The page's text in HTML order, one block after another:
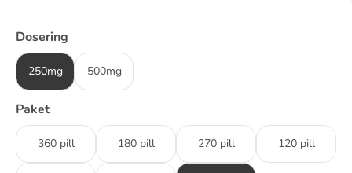
Dosering
250mg 500mg
Paket
360 pill 180 pill 270 pill 120 pill